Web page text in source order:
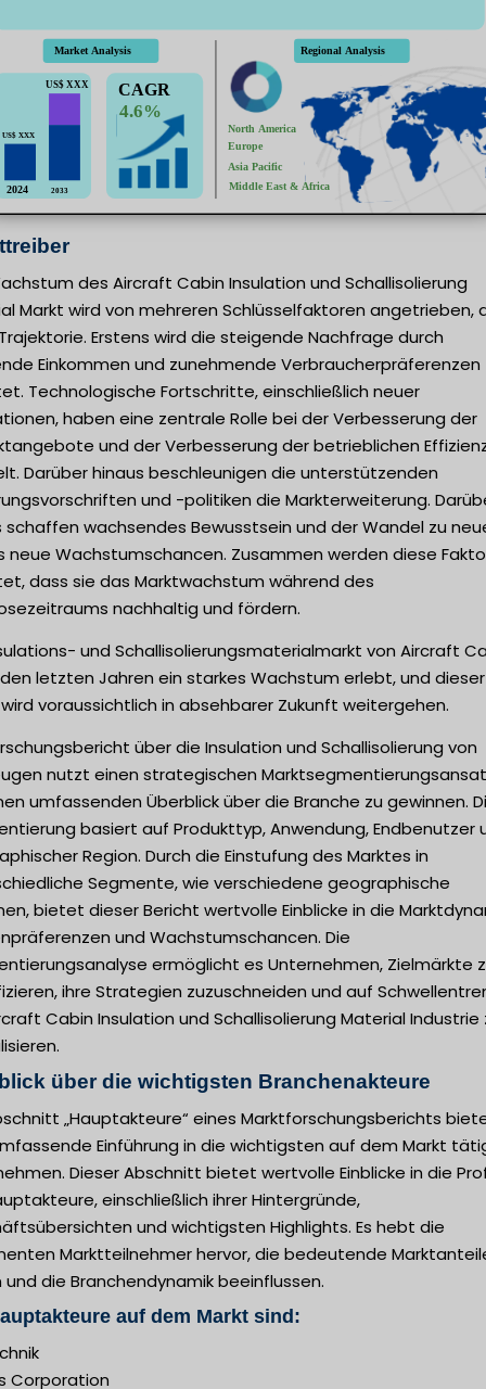
des Aircraft Cabin Insulation und Schallisolierung
Markt wird von mehreren Schlüsselfaktoren angetrieben,
Erstens wird die steigende Nachfrage durch
Einkommen und zunehmende Verbraucherpräferenzen
Technologische Fortschritte, einschließlich neuer
haben eine zentrale Rolle bei der Verbesserung der
und der Verbesserung der betrieblichen
Darüber hinaus beschleunigen die unterstützenden
und -politiken die Markterweiterung.
schaffen wachsendes Bewusstsein und der Wandel zu
neue Wachstumschancen. Zusammen werden diese
dass sie das Marktwachstum während des
nachhaltig und fördern.
und Schallisolierungsmaterialmarkt von Aircraft
letzten Jahren ein starkes Wachstum erlebt, und dieser
voraussichtlich in absehbarer Zukunft weitergehen.
über die Insulation und Schallisolierung von
nutzt einen strategischen
umfassenden Überblick über die Branche zu gewinnen.
basiert auf Produkttyp, Anwendung, Endbenutzer
Region. Durch die Einstufung des Marktes in
Segmente, wie verschiedene geographische
bietet dieser Bericht wertvolle Einblicke in die
und Wachstumschancen. Die
ermöglicht es Unternehmen, Zielmärkte
ihre Strategien zuzuschneiden und auf
Cabin Insulation und Schallisolierung Material Industrie
über die wichtigsten Branchenakteure
„Hauptakteure“ eines Marktforschungsberichts
Einführung in die wichtigsten auf dem Markt
Dieser Abschnitt bietet wertvolle Einblicke in die
einschließlich ihrer Hintergründe,
und wichtigsten Highlights. Es hebt die
Marktteilnehmer hervor, die bedeutende
die Branchendynamik beeinflussen.
auf dem Markt sind:
Corporation